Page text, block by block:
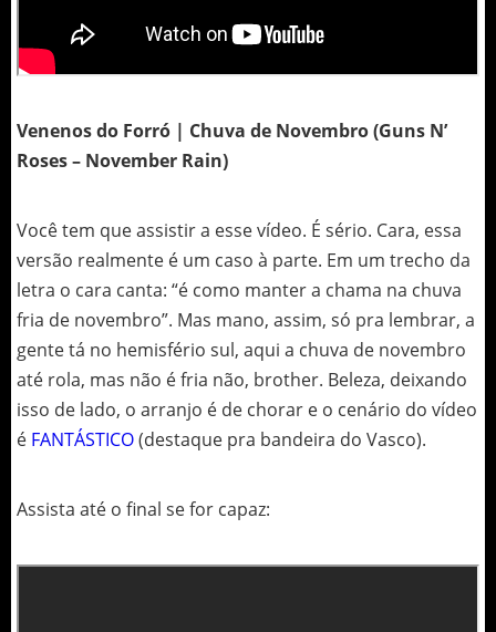
Venenos do Forró | Chuva de Novembro (Guns N’
Roses – November Rain)
Você tem que assistir a esse vídeo. É sério. Cara, essa
versão realmente é um caso à parte. Em um trecho da
letra o cara canta: “é como manter a chama na chuva
fria de novembro”. Mas mano, assim, só pra lembrar, a
gente tá no hemisfério sul, aqui a chuva de novembro
até rola, mas não é fria não, brother. Beleza, deixando
isso de lado, o arranjo é de chorar e o cenário do vídeo
é FANTÁSTICO(destaque pra bandeira do Vasco).
Assista até o final se for capaz: